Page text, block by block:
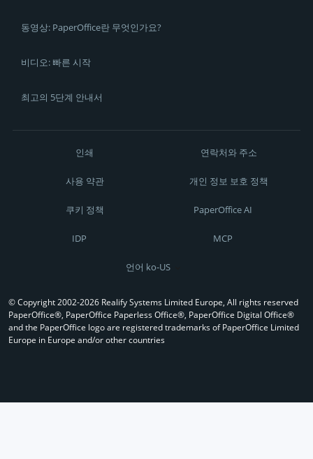
동영상: PaperOffice란 무엇인가요?
비디오: 빠른 시작
최고의 5단계 안내서
인쇄 연락처와 주소
사용 약관 개인 정보 보호 정책
쿠키 정책 PaperOffice AI
IDP MCP
언어 ko-US
© Copyright 2002-2026 Realify Systems Limited Europe, All rights reserved
PaperOffice®, PaperOffice Paperless Office®, PaperOffice Digital Office®
and the PaperOffice logo are registered trademarks of PaperOffice Limited
Europe in Europe and/or other countries